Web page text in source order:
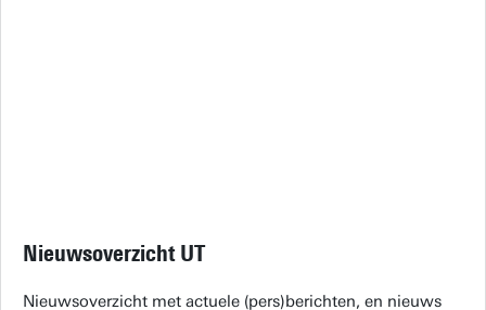
Nieuwsoverzicht UT
Nieuwsoverzicht met actuele (pers)berichten, en nieuws